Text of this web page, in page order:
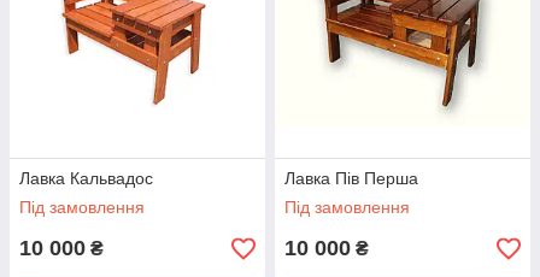
Лавка Кальвадос
Під замовлення
10 000 ₴
Лавка Пів Перша
Під замовлення
10 000 ₴